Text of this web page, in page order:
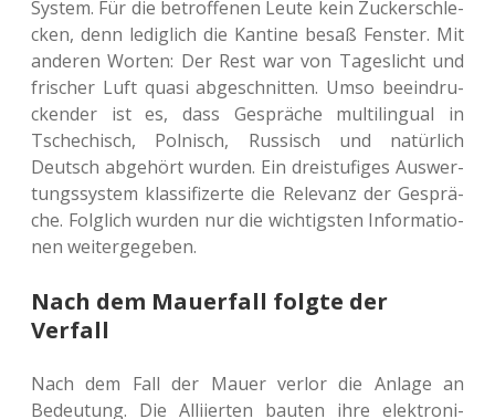
System. Für die betrof­fe­nen Leute kein Zucker­schle­
cken, denn ledig­lich die Kan­ti­ne besaß Fens­ter. Mit
ande­ren Worten: Der Rest war von Tages­licht und
fri­scher Luft quasi abge­schnit­ten. Umso beein­dru­
cken­der ist es, dass Gesprä­che mul­ti­l­in­gu­al in
Tsche­chisch, Pol­nisch, Rus­sisch und natür­lich
Deutsch abge­hört wurden. Ein drei­stu­fi­ges Aus­wer­
tungs­sys­tem klas­si­fi­zer­te die Rele­vanz der Gesprä­
che. Folg­lich wurden nur die wich­tigs­ten Infor­ma­tio­
nen weitergegeben.
Nach dem Mauerfall folgte der
Verfall
Nach dem Fall der Mauer verlor die Anlage an
Bedeu­tung. Die Alli­ier­ten bauten ihre elek­tro­ni­